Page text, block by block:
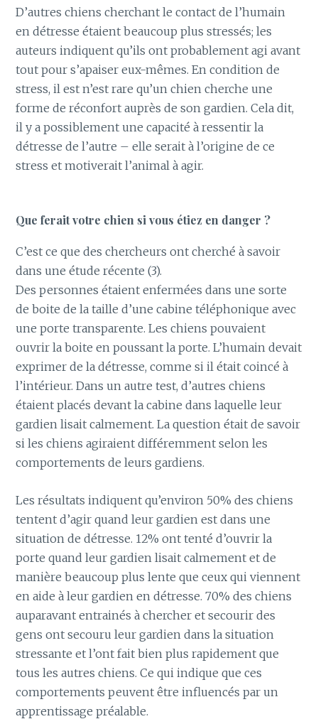
D’autres chiens cherchant le contact de l’humain
en détresse étaient beaucoup plus stressés; les
auteurs indiquent qu’ils ont probablement agi avant
tout pour s’apaiser eux-mêmes. En condition de
stress, il est n’est rare qu’un chien cherche une
forme de réconfort auprès de son gardien. Cela dit,
il y a possiblement une capacité à ressentir la
détresse de l’autre – elle serait à l’origine de ce
stress et motiverait l’animal à agir.
Que ferait votre chien si vous étiez en danger ?
C’est ce que des chercheurs ont cherché à savoir
dans une étude récente (3).
Des personnes étaient enfermées dans une sorte
de boite de la taille d’une cabine téléphonique avec
une porte transparente. Les chiens pouvaient
ouvrir la boite en poussant la porte. L’humain devait
exprimer de la détresse, comme si il était coincé à
l’intérieur. Dans un autre test, d’autres chiens
étaient placés devant la cabine dans laquelle leur
gardien lisait calmement. La question était de savoir
si les chiens agiraient différemment selon les
comportements de leurs gardiens.
Les résultats indiquent qu’environ 50% des chiens
tentent d’agir quand leur gardien est dans une
situation de détresse. 12% ont tenté d’ouvrir la
porte quand leur gardien lisait calmement et de
manière beaucoup plus lente que ceux qui viennent
en aide à leur gardien en détresse. 70% des chiens
auparavant entrainés à chercher et secourir des
gens ont secouru leur gardien dans la situation
stressante et l’ont fait bien plus rapidement que
tous les autres chiens. Ce qui indique que ces
comportements peuvent être influencés par un
apprentissage préalable.